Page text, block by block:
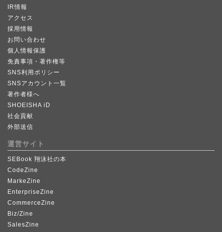
IR情報
アクセス
採用情報
お問い合わせ
個人情報保護
免責事項・著作権等
SNS利用ポリシー
SNSアカウント一覧
著作者様へ
SHOEISHA iD
社会貢献
外部送信
運営サイト
SEBook 翔泳社の本
CodeZine
MarkeZine
EnterpriseZine
CommerceZine
Biz/Zine
SalesZine